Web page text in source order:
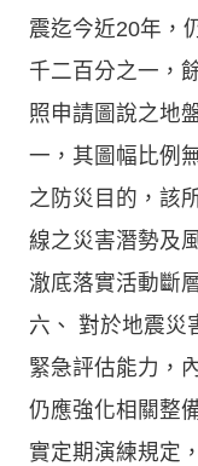
震迄今近20年，
千二百分之一，
照申請圖說之地
一，其圖幅比例
之防災目的，該
線之災害潛勢及
澈底落實活動斷
六、 對於地震災
緊急評估能力，
仍應強化相關整
實定期演練規定